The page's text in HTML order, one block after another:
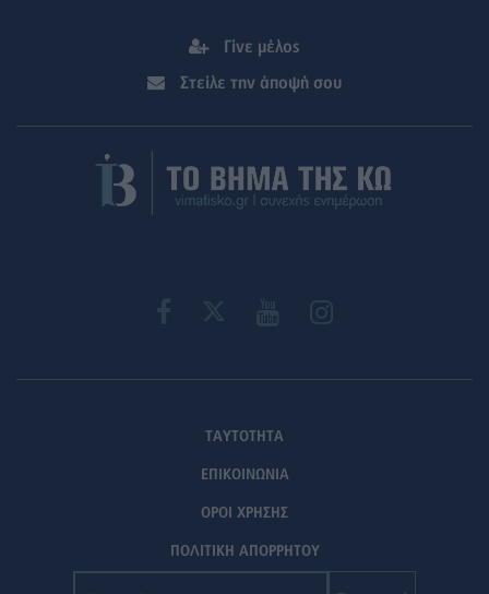
Γίνε μέλος
Στείλε την άποψή σου
ΤΑΥΤΟΤΗΤΑ
ΕΠΙΚΟΙΝΩΝΙΑ
ΟΡΟΙ ΧΡΗΣΗΣ
ΠΟΛΙΤΙΚΗ ΑΠΟΡΡΗΤΟΥ